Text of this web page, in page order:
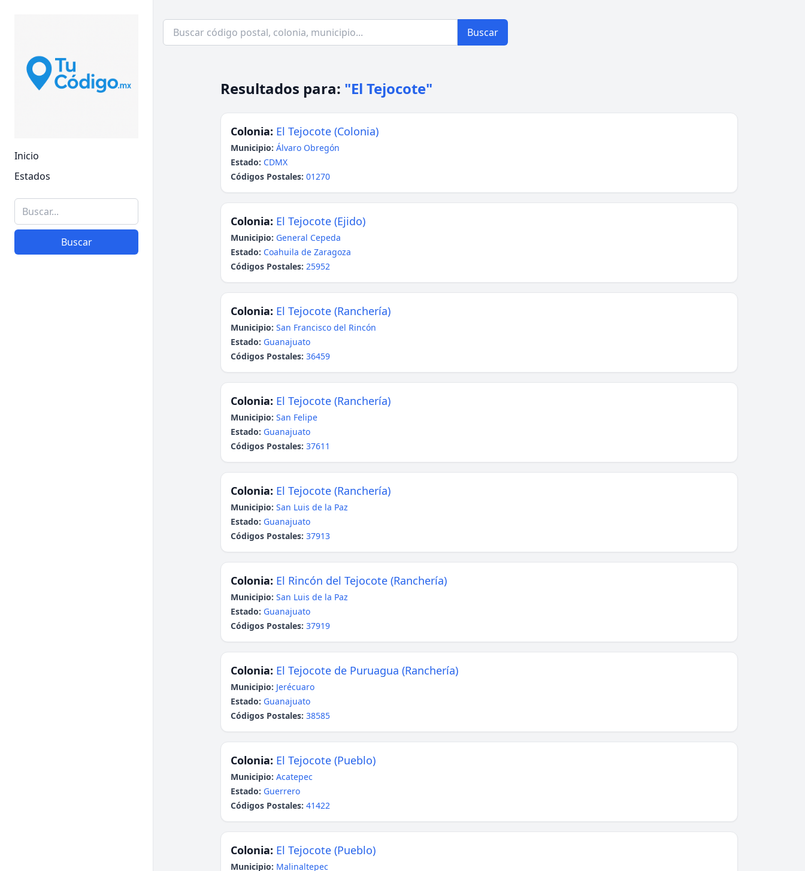
Inicio
Estados
Buscar
Buscar
Resultados para: "El Tejocote"
Colonia: El Tejocote (Colonia)
Municipio: Álvaro Obregón
Estado: CDMX
Códigos Postales: 01270
Colonia: El Tejocote (Ejido)
Municipio: General Cepeda
Estado: Coahuila de Zaragoza
Códigos Postales: 25952
Colonia: El Tejocote (Ranchería)
Municipio: San Francisco del Rincón
Estado: Guanajuato
Códigos Postales: 36459
Colonia: El Tejocote (Ranchería)
Municipio: San Felipe
Estado: Guanajuato
Códigos Postales: 37611
Colonia: El Tejocote (Ranchería)
Municipio: San Luis de la Paz
Estado: Guanajuato
Códigos Postales: 37913
Colonia: El Rincón del Tejocote (Ranchería)
Municipio: San Luis de la Paz
Estado: Guanajuato
Códigos Postales: 37919
Colonia: El Tejocote de Puruagua (Ranchería)
Municipio: Jerécuaro
Estado: Guanajuato
Códigos Postales: 38585
Colonia: El Tejocote (Pueblo)
Municipio: Acatepec
Estado: Guerrero
Códigos Postales: 41422
Colonia: El Tejocote (Pueblo)
Municipio: Malinaltepec